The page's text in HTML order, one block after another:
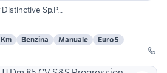
Sp.P...
Benzina Manuale
Euro 5